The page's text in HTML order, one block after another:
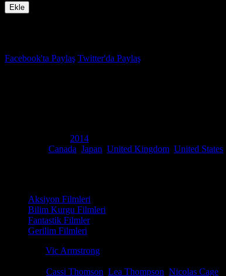
Ekle
Facebook'ta Paylaş Twitter'da Paylaş
2014
Canada Japan United Kingdom United States
Aksiyon Filmleri
Bilim Kurgu Filmleri
Fantastik Filmler
Gerilim Filmleri
Vic Armstrong
Cassi Thomson Lea Thompson Nicolas Cage